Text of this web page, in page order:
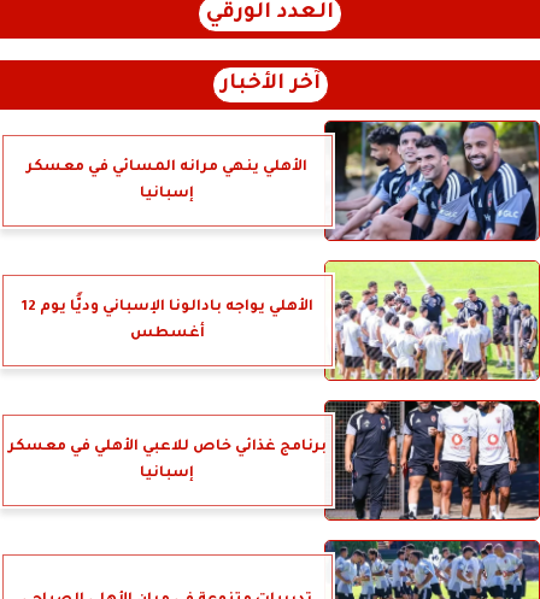
العدد الورقي
آخر الأخبار
الأهلي ينهي مرانه المسائي في معسكر
إسبانيا
الأهلي يواجه بادالونا الإسباني وديًّا يوم 12
أغسطس
برنامج غذائي خاص للاعبي الأهلي في معسكر
إسبانيا